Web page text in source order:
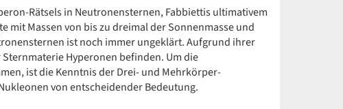
Rätsels in Neutronensternen, Fabbiettis ultimativem
Massen von bis zu dreimal der Sonnenmasse und
ist noch immer ungeklärt. Aufgrund ihrer
Hyperonen befinden. Um die
ist die Kenntnis der Drei- und Mehrkörper-
von entscheidender Bedeutung.